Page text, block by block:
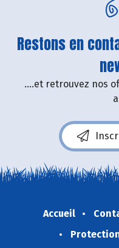
Restons en
....et retrouvez nos
Accueil